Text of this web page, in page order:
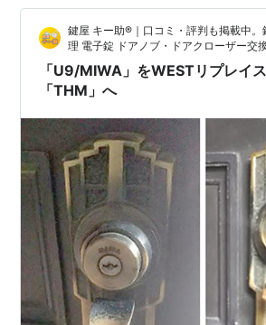
覧（Yahoo!不動産） 🚃 鉄道情報 快速
京・品川方面へのスピード感が最大の
利用すれば秋葉…
鍵屋 キー助®｜口コミ・評判も掲載中。
理 電子錠 ドアノブ・ドアクローザー交
「U9/MIWA」をWESTリプレイ
「THM」へ